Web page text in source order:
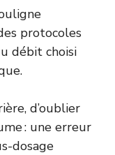
protocoles
débit choisi
d’oublier
: une erreur
dosage